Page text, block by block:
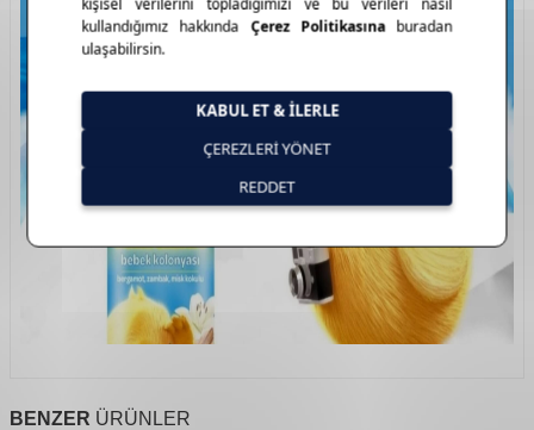
BENZER ÜRÜNLER